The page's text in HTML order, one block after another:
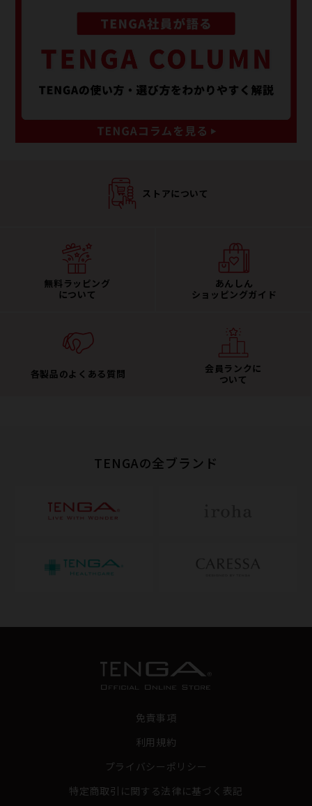
ストアについて
無料ラッピング
について
あんしん
ショッピングガイド
各製品のよくある質問
会員ランクに
ついて
TENGAの全ブランド
免責事項
利用規約
プライバシーポリシー
特定商取引に関する法律に基づく表記